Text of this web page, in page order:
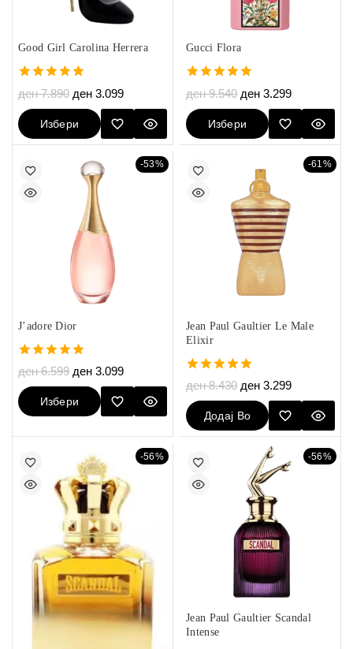
Good Girl Carolina Herrera
5.00
out of 5
ден7.890 ден 3.099
Избери
Опции
Gucci Flora
5.00
out of 5
ден9.540 ден 3.299
Избери
Опции
-53%
J’adore Dior
5.00
out of 5
ден6.599 ден 3.099
Избери
-61%
Jean Paul Gaultier Le Male
Elixir
5.00
out of 5
ден8.430 ден 3.299
Додај Во
Кошничка
-56% -56%
Jean Paul Gaultier Scandal
Intense